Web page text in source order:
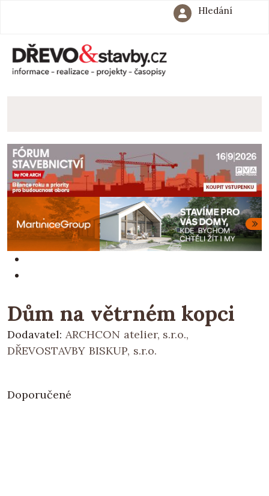
Hledání
Dům na větrném kopci
Dodavatel: ARCHCON atelier, s.r.o.,
DŘEVOSTAVBY BISKUP, s.r.o.
Doporučené